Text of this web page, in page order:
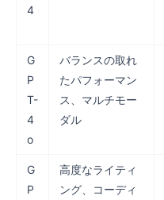
4
G
P
T-
4
o
バランスの取れ
たパフォーマン
ス、マルチモー
ダル
G
P
高度なライティ
ング、コーディ